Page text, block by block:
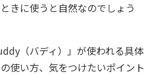
きに使うと自然なのでしょう
（バディ）」が使われる具体
使い方、気をつけたいポイント